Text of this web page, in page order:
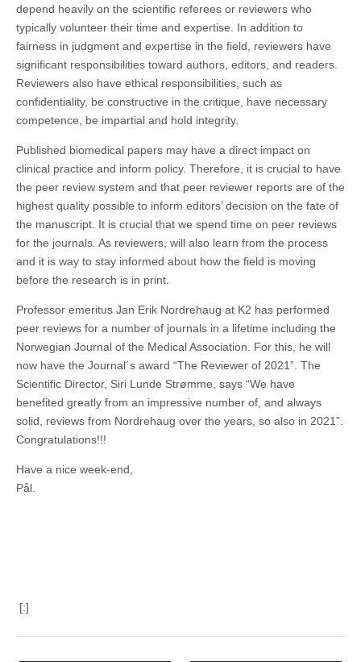
depend heavily on the scientific referees or reviewers who
typically volunteer their time and expertise. In addition to
fairness in judgment and expertise in the field, reviewers have
significant responsibilities toward authors, editors, and readers.
Reviewers also have ethical responsibilities, such as
confidentiality, be constructive in the critique, have necessary
competence, be impartial and hold integrity.
Published biomedical papers may have a direct impact on
clinical practice and inform policy. Therefore, it is crucial to have
the peer review system and that peer reviewer reports are of the
highest quality possible to inform editors’ decision on the fate of
the manuscript. It is crucial that we spend time on peer reviews
for the journals. As reviewers, will also learn from the process
and it is way to stay informed about how the field is moving
before the research is in print.
Professor emeritus Jan Erik Nordrehaug at K2 has performed
peer reviews for a number of journals in a lifetime including the
Norwegian Journal of the Medical Association. For this, he will
now have the Journal´s award “The Reviewer of 2021”. The
Scientific Director, Siri Lunde Strømme, says “We have
benefited greatly from an impressive number of, and always
solid, reviews from Nordrehaug over the years, so also in 2021”.
Congratulations!!!
Have a nice week-end,
Pål.
[:]